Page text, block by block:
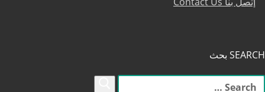
SEARCH بحث
البحث